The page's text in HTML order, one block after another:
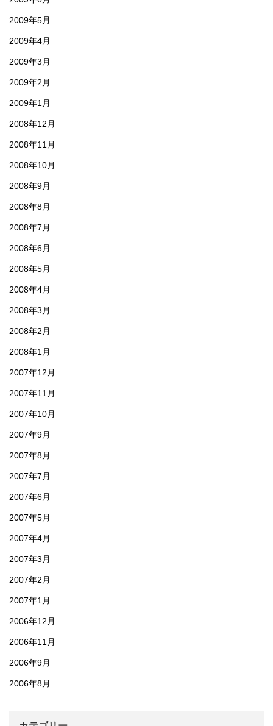
2009年5月
2009年4月
2009年3月
2009年2月
2009年1月
2008年12月
2008年11月
2008年10月
2008年9月
2008年8月
2008年7月
2008年6月
2008年5月
2008年4月
2008年3月
2008年2月
2008年1月
2007年12月
2007年11月
2007年10月
2007年9月
2007年8月
2007年7月
2007年6月
2007年5月
2007年4月
2007年3月
2007年2月
2007年1月
2006年12月
2006年11月
2006年9月
2006年8月